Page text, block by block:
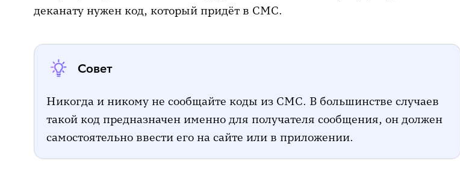
деканату нужен код, который придёт в СМС.
Совет
Никогда и никому не сообщайте коды из СМС. В большинстве случаев
такой код предназначен именно для получателя сообщения, он должен
самостоятельно ввести его на сайте или в приложении.